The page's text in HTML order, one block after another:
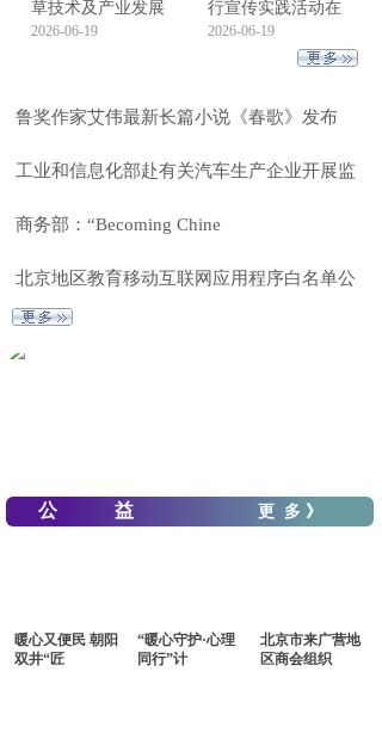
草技术及产业发展
2026-06-19
行宣传实践活动在
2026-06-19
鲁奖作家艾伟最新长篇小说《春歌》发布
工业和信息化部赴有关汽车生产企业开展监
商务部：“Becoming Chine
北京地区教育移动互联网应用程序白名单公
公 益 更 多 》
暖心又便民 朝阳
双井“匠
“暖心守护·心理
同行”计
北京市来广营地
区商会组织